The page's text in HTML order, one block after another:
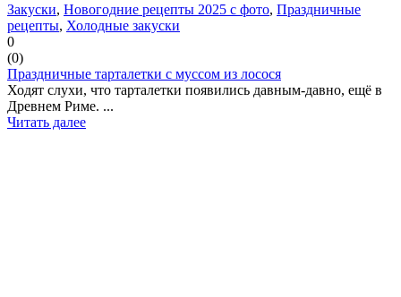
Закуски, Новогодние рецепты 2025 с фото, Праздничные
рецепты, Холодные закуски
0
(0)
Праздничные тарталетки с муссом из лосося
Ходят слухи, что тарталетки появились давным-давно, ещё в
Древнем Риме. ...
Читать далее